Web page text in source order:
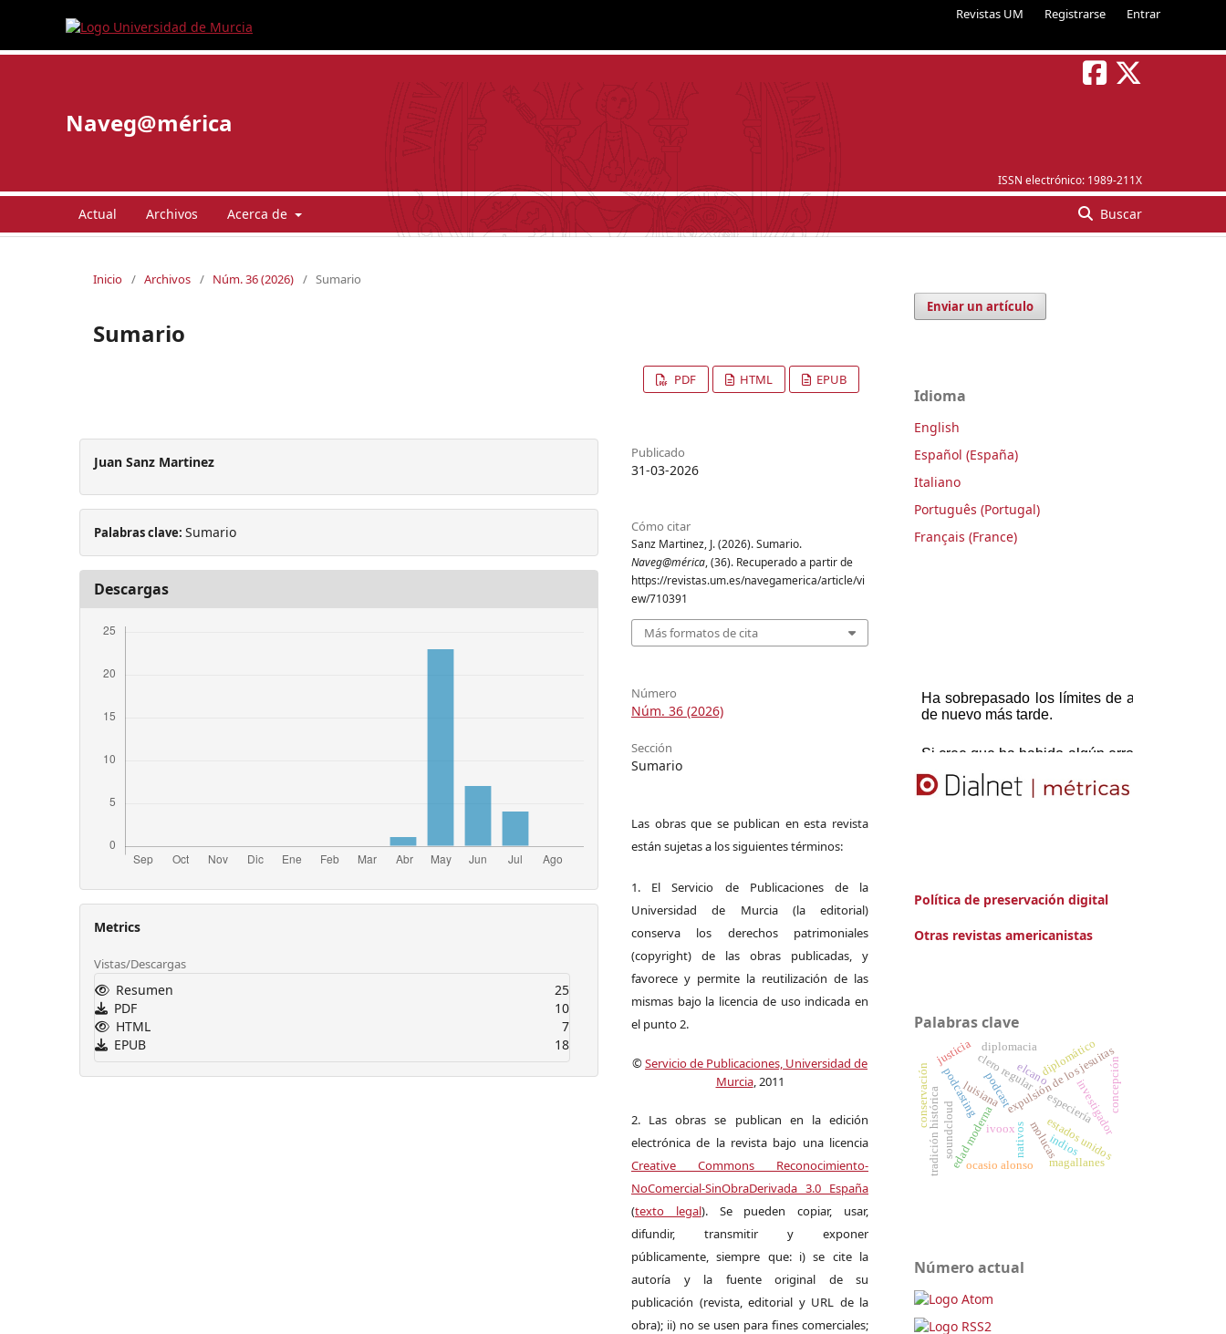
Revistas UM Registrarse Entrar
ISSN electrónico: 1989-211X
Naveg@mérica
Actual Archivos Acerca de Buscar
Inicio / Archivos / Núm. 36 (2026) / Sumario
Sumario
PDF HTML EPUB
Juan Sanz Martinez
Palabras clave: Sumario
Descargas
Metrics
Vistas/Descargas
Resumen
25
PDF
10
HTML
7
EPUB
18
Publicado
31-03-2026
Cómo citar
Sanz Martinez, J. (2026). Sumario.
Naveg@mérica, (36). Recuperado a partir de
https://revistas.um.es/navegamerica/article/vi
ew/710391
Más formatos de cita
Número
Núm. 36 (2026)
Sección
Sumario
Las obras que se publican en esta revista
están sujetas a los siguientes términos:
1. El Servicio de Publicaciones de la
Universidad de Murcia (la editorial)
conserva los derechos patrimoniales
(copyright) de las obras publicadas, y
favorece y permite la reutilización de las
mismas bajo la licencia de uso indicada en
el punto 2.
©Servicio de Publicaciones, Universidad de
Murcia, 2011
2. Las obras se publican en la edición
electrónica de la revista bajo una licencia
Creative Commons Reconocimiento-
NoComercial-SinObraDerivada 3.0 España
(texto legal). Se pueden copiar, usar,
difundir, transmitir y exponer
públicamente, siempre que: i) se cite la
autoría y la fuente original de su
publicación (revista, editorial y URL de la
obra); ii) no se usen para fines comerciales;
Enviar un artículo
Idioma
English
Español (España)
Italiano
Português (Portugal)
Français (France)
Política de preservación digital
Otras revistas americanistas
Palabras clave
expulsión de los jesuitas
molucas
podcast
estados unidos
nativos
luisiana
edad moderna
clero regular
especiería
elcano
ivoox
magallanes
ocasio alonso
investigador
diplomático
podcasting
soundcloud
justicia
tradición histórica
concepción
indios
diplomacia
conservación
Número actual